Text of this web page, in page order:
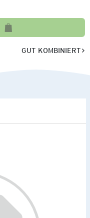
GUT KOMBINIERT